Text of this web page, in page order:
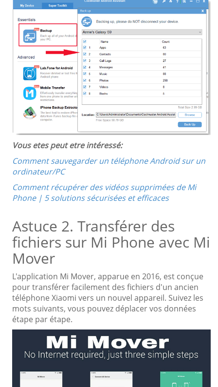
Vous etes peut etre intéressé:
Comment sauvegarder un téléphone Android sur un
ordinateur/PC
Comment récupérer des vidéos supprimées de Mi
Phone | 5 solutions sécurisées et efficaces
Astuce 2. Transférer des
fichiers sur Mi Phone avec Mi
Mover
L'application Mi Mover, apparue en 2016, est conçue
pour transférer facilement des fichiers d'un ancien
téléphone Xiaomi vers un nouvel appareil. Suivez les
mots suivants, vous pouvez déplacer vos données
étape par étape.